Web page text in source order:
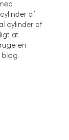
af
cylinder af
at
en